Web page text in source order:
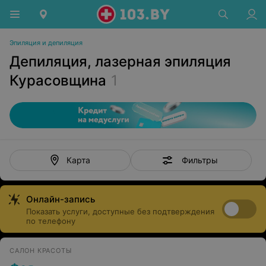
Эпиляция и депиляция
Депиляция, лазерная эпиляция
Курасовщина 1
Карта Фильтры
Онлайн-запись
Показать услуги, доступные без подтверждения
по телефону
САЛОН КРАСОТЫ